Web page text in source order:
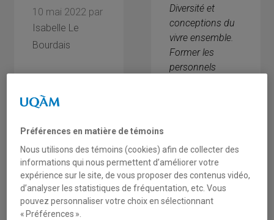
10 mai 2022 par
Isabelle Le
Bourdais
programme :
https://www.ulb.be/fr/plateforme-
collaborative-ulb-e-col-
e/ried2020
symposiums-Qc-
Diversité et
conceptions du
vivre ensemble.
Former les
personnels
philosophiques
du vivre
ensemble.
Préférences en matière de témoins
Nous utilisons des témoins (cookies) afin de collecter des
informations qui nous permettent d’améliorer votre
expérience sur le site, de vous proposer des contenus vidéo,
d’analyser les statistiques de fréquentation, etc. Vous
pouvez personnaliser votre choix en sélectionnant
« Préférences ».